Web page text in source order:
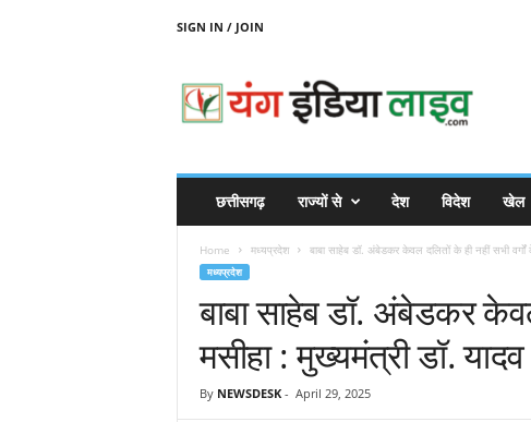
SIGN IN / JOIN
N
छत्तीसगढ़ राज्यों से देश विदेश खेल
Home मध्यप्रदेश बाबा साहेब डॉ. अंबेडकर केवल दलितों के ही नहीं सभी
मध्यप्रदेश
बाबा साहेब डॉ. अंबेडकर
मसीहा : मुख्यमंत्री डॉ. यादव
By NEWSDESK- April 29, 2025